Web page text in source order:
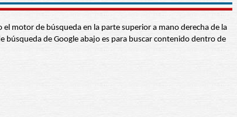
motor de búsqueda en la parte superior a mano derecha de la
de Google abajo es para buscar contenido dentro de